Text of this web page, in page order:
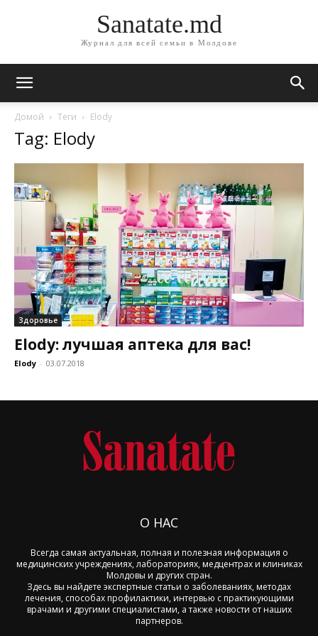
Sanatate.md
Журнал для всей семьи в Молдове
Домой Теги Elody
Tag: Elody
Здоровье
Elody: лучшая аптека для вас!
Elody - 03.07.2018
О НАС
Всегда самая актуальная, полная и полезная информация о
медицинских учреждениях, лабораториях, медцентрах и клиниках
Молдовы и других стран.
Здесь вы найдете экспертные статьи о заболеваниях, методах
лечения, способах профилактики, интервью с практикующими
врачами и другими специалистами, а также новости от наших
партнеров.